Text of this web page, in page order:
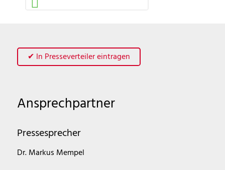
✔ In Presseverteiler eintragen
Ansprechpartner
Pressesprecher
Dr. Markus Mempel